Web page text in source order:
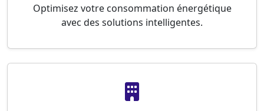
Optimisez votre consommation énergétique
avec des solutions intelligentes.